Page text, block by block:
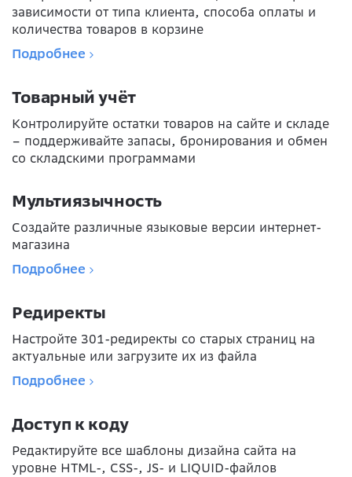
зависимости от типа клиента, способа оплаты и
количества товаров в корзине
Подробнее
Товарный учёт
Контролируйте остатки товаров на сайте и складе
– поддерживайте запасы, бронирования и обмен
со складскими программами
Мультиязычность
Создайте различные языковые версии интернет-
магазина
Подробнее
Редиректы
Настройте 301-редиректы со старых страниц на
актуальные или загрузите их из файла
Подробнее
Доступ к коду
Редактируйте все шаблоны дизайна сайта на
уровне HTML-, CSS-, JS- и LIQUID-файлов